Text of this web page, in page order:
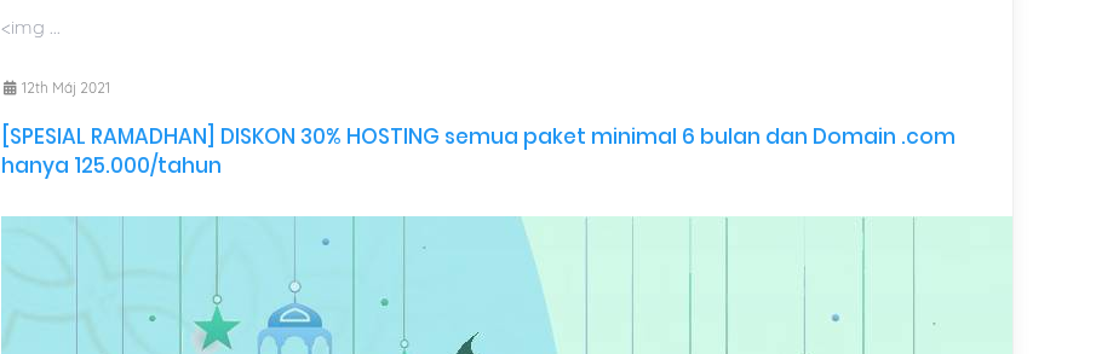
<img ...
12th Máj 2021
[SPESIAL RAMADHAN] DISKON 30% HOSTING semua paket minimal 6 bulan dan Domain .com
hanya 125.000/tahun